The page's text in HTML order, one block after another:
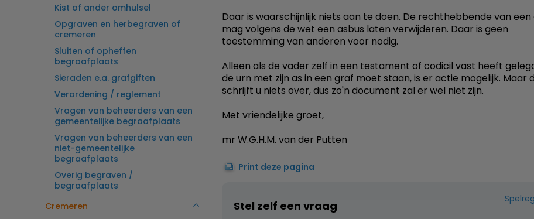
Kist of ander omhulsel
Opgraven en herbegraven of
cremeren
Sluiten of opheffen
begraafplaats
Sieraden e.a. grafgiften
Verordening / reglement
Vragen van beheerders van een
gemeentelijke begraafplaats
Vragen van beheerders van een
niet-gemeentelijke
begraafplaats
Overig begraven /
begraafplaats
Cremeren
Daar is waarschijnlijk niets aan te doen. De rechthebbende van
mag volgens de wet een asbus laten verwijderen. Daar is geen
toestemming van anderen voor nodig.
Alleen als de vader zelf in een testament of codicil vast heeft
de urn met zijn as in een graf moet staan, is er actie mogelijk. Maar
schrijft u niets over, dus zo'n document zal er wel niet zijn.
Met vriendelijke groet,
mr W.G.H.M. van der Putten
Print deze pagina
Stel zelf een vraag